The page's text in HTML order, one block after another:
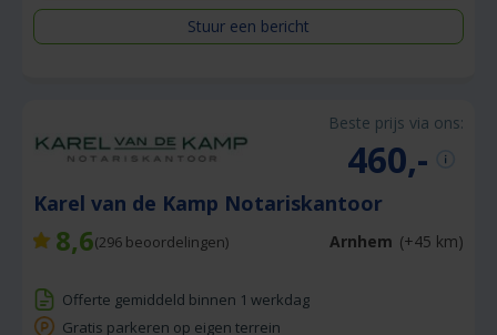
Stuur een bericht
Beste prijs via ons:
460,-
Karel van de Kamp Notariskantoor
8,6(296 beoordelingen) Arnhem (+45 km)
Offerte gemiddeld binnen 1 werkdag
Gratis parkeren op eigen terrein